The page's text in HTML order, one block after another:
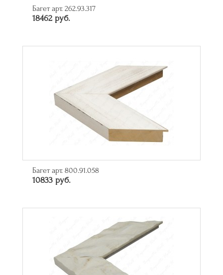
Багет арт. 262.93.317
18462 руб.
Багет арт. 800.91.058
10833 руб.